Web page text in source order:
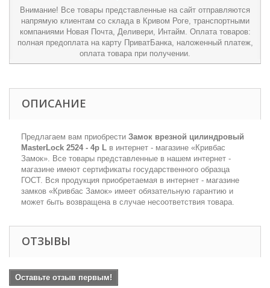
Внимание! Все товары представленные на сайт отправляются
напрямую клиентам со склада в Кривом Роге, транспортными
компаниями Новая Почта, Деливери, Интайм. Оплата товаров:
полная предоплата на карту ПриватБанка, наложенный платеж,
оплата товара при получении.
ОПИСАНИЕ
Предлагаем вам приобрести Замок врезной цилиндровый
MasterLock 2524 - 4р L в интернет - магазине «Кривбас
Замок». Все товары представленные в нашем интернет -
магазине имеют сертификаты государственного образца
ГОСТ. Вся продукция приобретаемая в интернет - магазине
замков «Кривбас Замок» имеет обязательную гарантию и
может быть возвращена в случае несоответствия товара.
ОТЗЫВЫ
Оставьте отзыв первым!